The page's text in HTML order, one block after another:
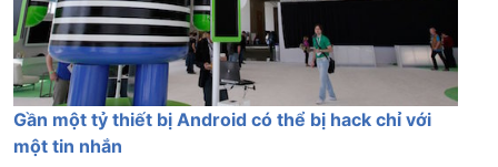
Gần một tỷ thiết bị Android có thể bị hack chỉ với
một tin nhắn